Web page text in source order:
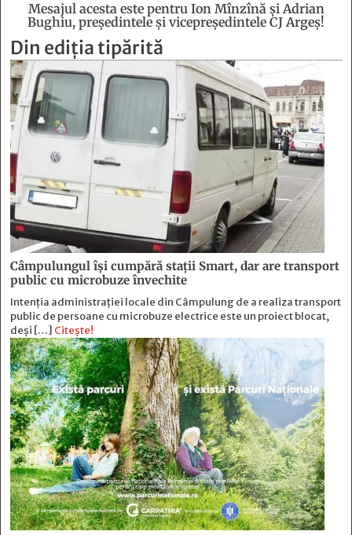
Mesajul acesta este pentru Ion Mînzînă şi Adrian
Bughiu, preşedintele şi vicepreşedintele CJ Argeş!
Din ediția tipărită
Câmpulungul îşi cumpără staţii Smart, dar are transport
public cu microbuze învechite
Intenția administrației locale din Câmpulung de a realiza transport
public de persoane cu microbuze electrice este un proiect blocat,
deși […] Citește!